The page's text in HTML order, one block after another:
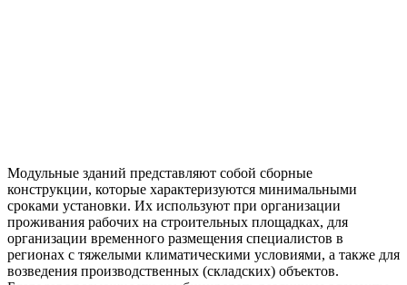
Модульные зданий представляют собой сборные
конструкции, которые характеризуются минимальными
сроками установки. Их используют при организации
проживания рабочих на строительных площадках, для
организации временного размещения специалистов в
регионах с тяжелыми климатическими условиями, а также для
возведения производственных (складских) объектов.